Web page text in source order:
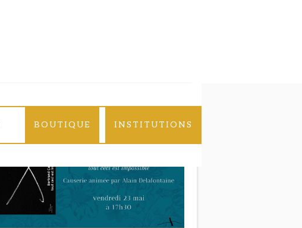
BOUTIQUE INSTITUTIONS